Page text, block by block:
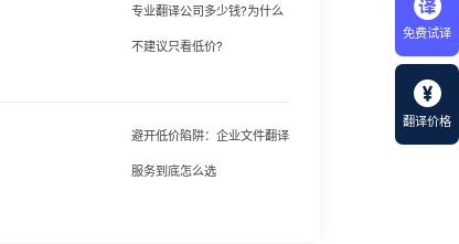
免费试译
翻译价格
专业翻译公司多少钱?为什么
不建议只看低价?
避开低价陷阱：企业文件翻译
服务到底怎么选